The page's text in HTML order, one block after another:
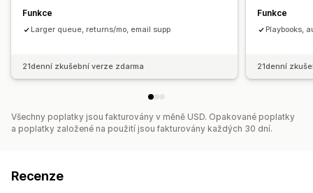
Funkce
Larger queue, returns/mo, email supp
21denní zkušební verze zdarma
Funkce
Playbooks,
21denní
Všechny poplatky jsou fakturovány v měně USD. Opakované poplatky
a poplatky založené na použití jsou fakturovány každých 30 dní.
Recenze